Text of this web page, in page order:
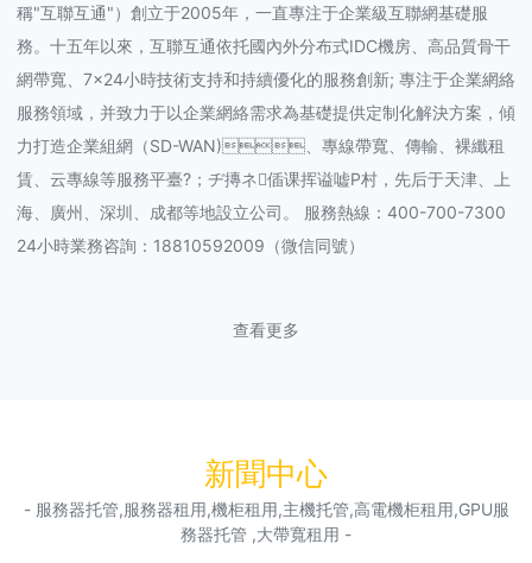
稱"互聯互通"）創立于2005年，一直專注于企業級互聯網基礎服
務。十五年以來，互聯互通依托國內外分布式IDC機房、高品質骨干
網帶寬、7×24小時技術支持和持續優化的服務創新; 專注于企業網絡
服務領域，并致力于以企業網絡需求為基礎提供定制化解決方案，傾
力打造企業組網（SD-WAN)、專線帶寬、傳輸、裸纖租
賃、云專線等服務平臺?；ヂ摶ネ偛课挥谥嘘P村，先后于天津、上
海、廣州、深圳、成都等地設立公司。 服務熱線：400-700-7300
24小時業務咨詢：18810592009（微信同號）
查看更多
新聞中心
- 服務器托管,服務器租用,機柜租用,主機托管,高電機柜租用,GPU服
務器托管 ,大帶寬租用 -